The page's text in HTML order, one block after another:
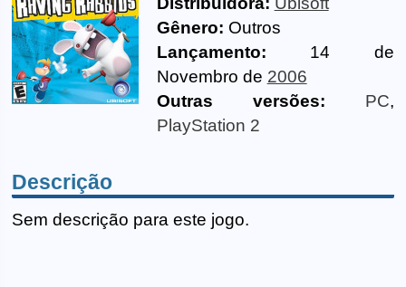
Gênero: Outros
Lançamento: 14 de
Novembro de 2006
Outras versões:
PC,
PlayStation 2
Descrição
Sem descrição para este jogo.